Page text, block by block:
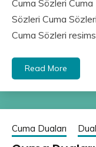
Cuma Sözleri Cuma
Sözleri Cuma
Cuma Sözleri
Read More
Cuma Duaları